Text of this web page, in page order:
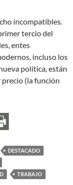
incompatibles.
tercio del
entes
incluso los
política, están
(la función
políticos y
DESTACADO
TRABAJO